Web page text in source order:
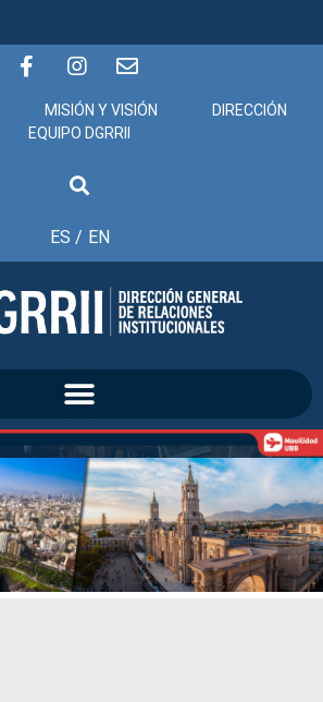
de herramientas
MISIÓN Y VISIÓN
DIRECCIÓN
EQUIPO DGRRII
ES / EN